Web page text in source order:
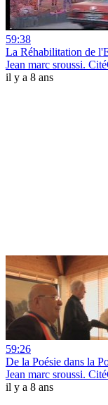
59:38
La Réhabilitation de
Jean marc sroussi.
il y a 8 ans
59:26
De la Poésie dans la
Jean marc sroussi.
il y a 8 ans